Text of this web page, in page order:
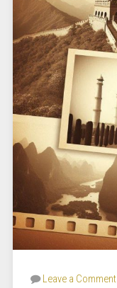
Leave a Comment